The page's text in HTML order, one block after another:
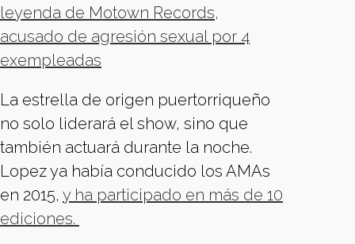
leyenda de Motown Records,
acusado de agresión sexual por 4
exempleadas
La estrella de origen puertorriqueño
no solo liderará el show, sino que
también actuará durante la noche.
Lopez ya había conducido los AMAs
en 2015, y ha participado en más de 10
ediciones.